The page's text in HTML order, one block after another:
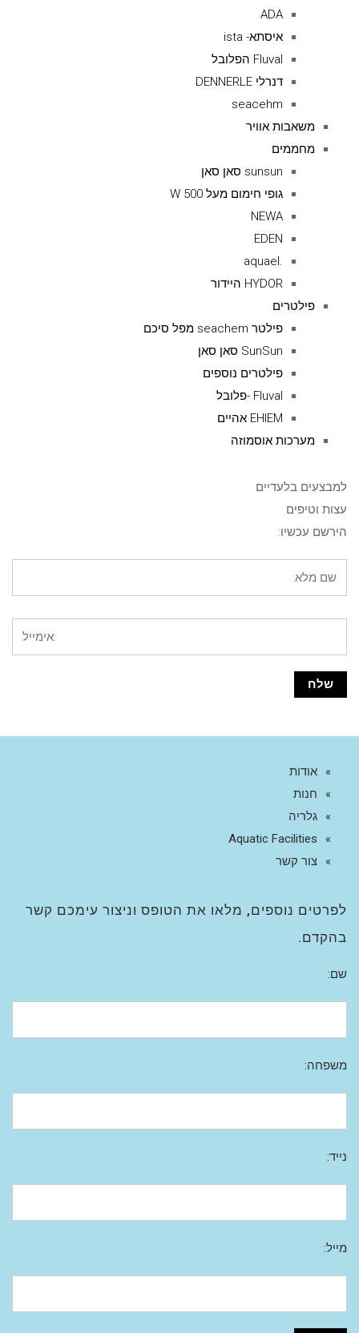
ADA
איסתא- ista
Fluval הפלובל
דנרלי DENNERLE
seacehm
משאבות אוויר
מחממים
sunsun סאן סאן
גופי חימום מעל 500 W
NEWA
EDEN
.aquael
HYDOR היידור
פילטרים
פילטר seachem מפל סיכם
SunSun סאן סאן
פילטרים נוספים
Fluval -פלובל
EHIEM אהיים
מערכות אוסמוזה
למבצעים בלעדיים
עצות וטיפים
הירשם עכשיו:
אודות
חנות
גלריה
Aquatic Facilities
צור קשר
לפרטים נוספים, מלאו את הטופס וניצור עימכם קשר
בהקדם.
שם:
משפחה:
נייד:
מייל: